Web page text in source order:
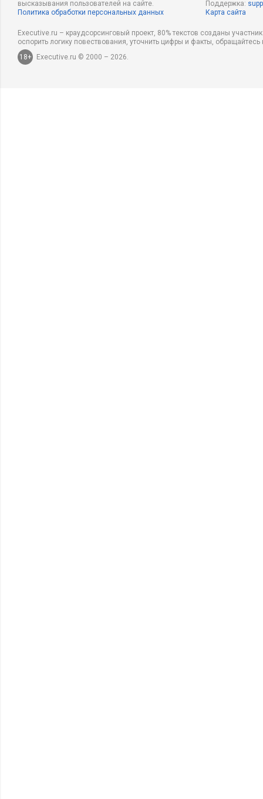
высказывания пользователей на сайте.
Политика обработки персональных данных
Поддержка:
Карта сайта
Executive.ru – краудсорсинговый проект, 80% текстов созданы
оспорить логику повествования, уточнить цифры и факты,
18+
Executive.ru © 2000 – 2026.